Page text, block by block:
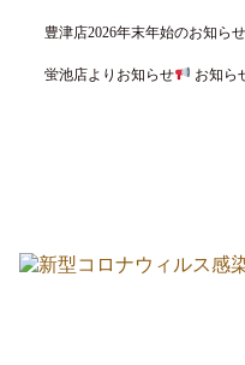
豊津店2026年末年始のお知らせ
蛍池店よりお知らせ お知ら